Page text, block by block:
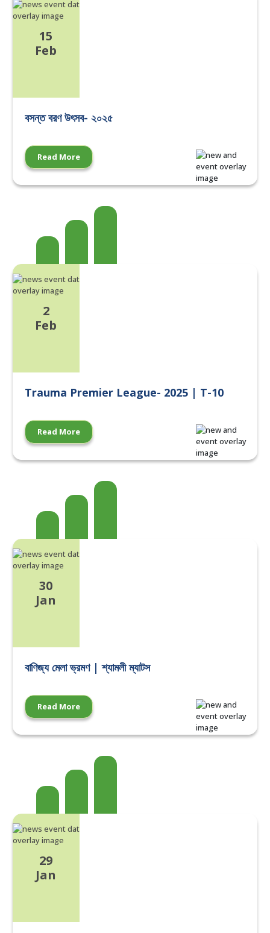
15
Feb
বসন্ত বরণ উৎসব- ২০২৫
Read More
2
Feb
Trauma Premier League- 2025 | T-10
Read More
30
Jan
বাণিজ্য মেলা ভ্রমণ | শ্যামলী ম্যাটস
Read More
29
Jan